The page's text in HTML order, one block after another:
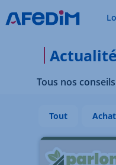
Tous nos
Tout